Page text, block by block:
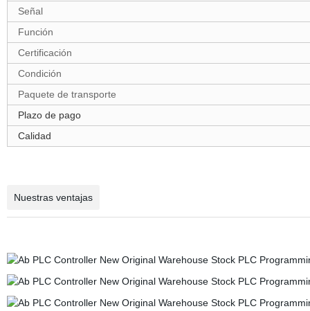
Señal
Función
Certificación
Condición
Paquete de transporte
Plazo de pago
Calidad
Nuestras ventajas